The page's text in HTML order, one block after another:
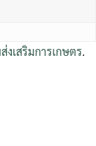
งเสริมการเกษตร.